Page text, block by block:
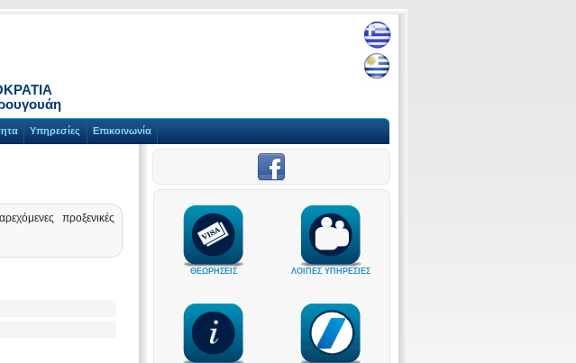
Υπηρεσίες Επικοινωνία
προξενικές
ΘΕΩΡΗΣΕΙΣ ΛΟΙΠΕΣ ΥΠΗΡΕΣΙΕΣ